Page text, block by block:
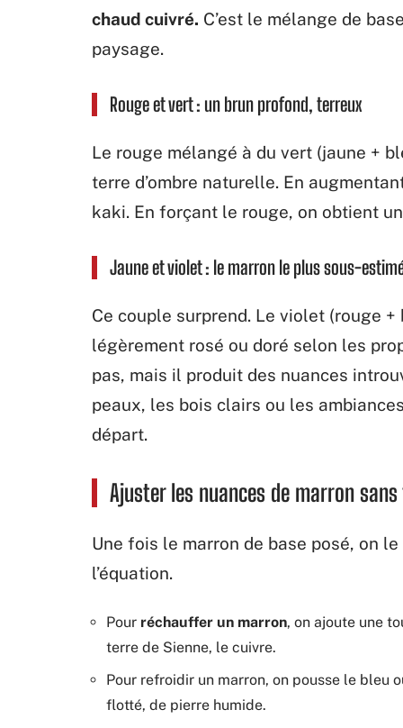
chaud cuivré. C’est le mélange de
paysage.
Rouge et vert : un brun profond, terreux
Le rouge mélangé à du vert (jaune +
terre d’ombre naturelle. En
kaki. En forçant le rouge, on obtient
Jaune et violet : le marron le plus sous-
Ce couple surprend. Le violet (rouge
légèrement rosé ou doré selon les
pas, mais il produit des nuances
peaux, les bois clairs ou les
départ.
Ajuster les nuances de marron
Une fois le marron de base posé, on
l’équation.
Pour réchauffer un marron, on ajoute une
terre de Sienne, le cuivre.
Pour refroidir un marron, on pousse le bleu
flotté, de pierre humide.